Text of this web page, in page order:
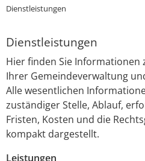
Dienstleistungen
Dienstleistungen
Hier finden Sie Informationen
Ihrer Gemeindeverwaltung
Alle wesentlichen
zuständiger Stelle, Ablauf,
Fristen, Kosten und die
kompakt dargestellt.
Leistungen